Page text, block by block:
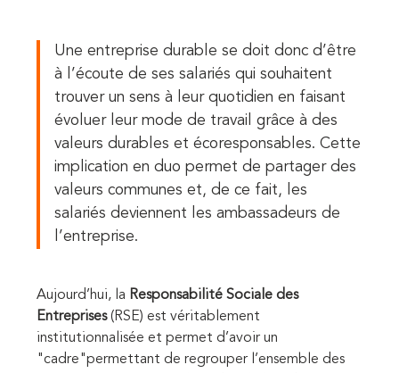
Une entreprise durable se doit donc d’être
à l’écoute de ses salariés qui souhaitent
trouver un sens à leur quotidien en faisant
évoluer leur mode de travail grâce à des
valeurs durables et écoresponsables. Cette
implication en duo permet de partager des
valeurs communes et, de ce fait, les
salariés deviennent les ambassadeurs de
l’entreprise.
Aujourd’hui, la Responsabilité Sociale des
Entreprises(RSE) est véritablement
institutionnalisée et permet d’avoir un
"cadre"permettant de regrouper l’ensemble des